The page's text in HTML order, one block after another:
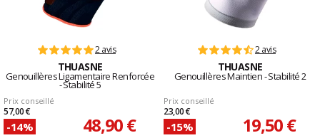
2 avis
THUASNE
Genouillères Ligamentaire Renforcée
- Stabilité 5
Prix conseillé
57,00 €
-14% 48,90 €
2 avis
THUASNE
Genouillères Maintien - Stabilité 2
Prix conseillé
23,00 €
-15% 19,50 €